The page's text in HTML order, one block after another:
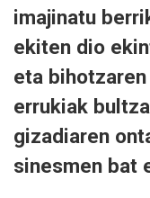
imajinatu
ekiten dio
eta
errukiak
gizadiaren
sinesmen bat